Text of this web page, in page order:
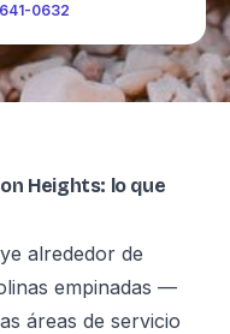
0632
Heights: lo que
alrededor de
empinadas —
áreas de servicio